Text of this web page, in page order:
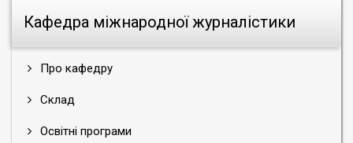
Кафедра міжнародної журналістики
Про кафедру
Склад
Освітні програми